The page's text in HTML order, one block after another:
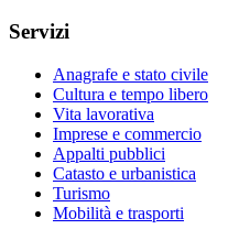
Servizi
Anagrafe e stato civile
Cultura e tempo libero
Vita lavorativa
Imprese e commercio
Appalti pubblici
Catasto e urbanistica
Turismo
Mobilità e trasporti